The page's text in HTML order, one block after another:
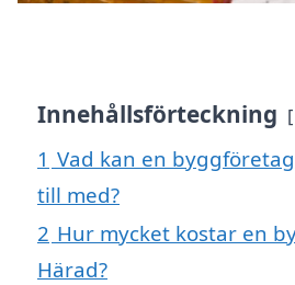
Innehållsförteckning
1 Vad kan en
till med?
2 Hur mycket kostar en
Härad?